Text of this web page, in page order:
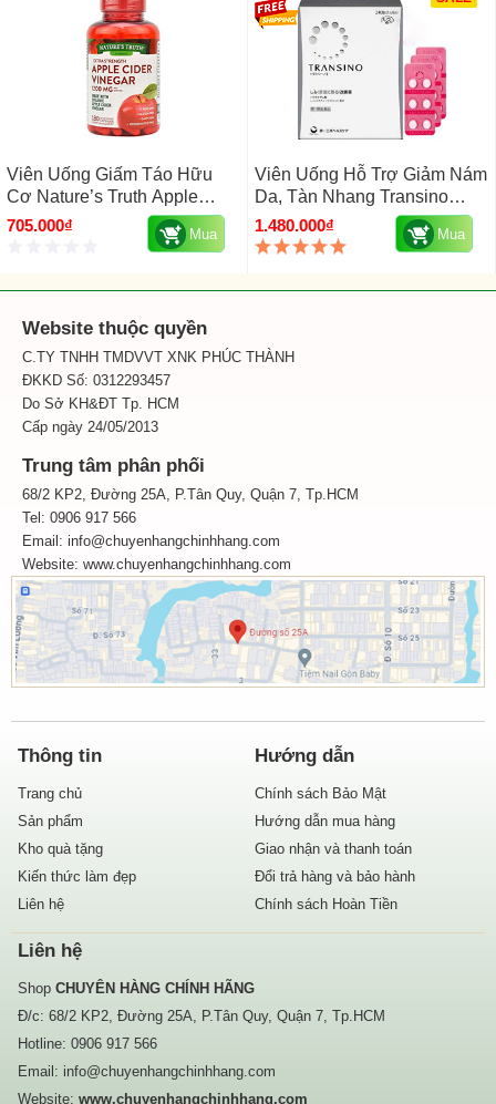
Viên Uống Giấm Táo Hữu
Cơ Nature’s Truth Apple
Cider Vinegar 1200mg Của
705.000₫ Mua
Viên Uống Hỗ Trợ Giảm Nám
Da, Tàn Nhang Transino
Whitening Nhật Bản 240 Viên
1.480.000₫ Mua
Website thuộc quyền
C.TY TNHH TMDVVT XNK PHÚC THÀNH
ĐKKD Số: 0312293457
Do Sở KH&ĐT Tp. HCM
Cấp ngày 24/05/2013
Trung tâm phân phối
68/2 KP2, Đường 25A, P.Tân Quy, Quận 7, Tp.HCM
Tel: 0906 917 566
Email: info@chuyenhangchinhhang.com
Website: www.chuyenhangchinhhang.com
Thông tin
Trang chủ
Sản phẩm
Kho quà tặng
Kiến thức làm đẹp
Liên hệ
Hướng dẫn
Chính sách Bảo Mật
Hướng dẫn mua hàng
Giao nhận và thanh toán
Đổi trả hàng và bảo hành
Chính sách Hoàn Tiền
Liên hệ
Shop CHUYÊN HÀNG CHÍNH HÃNG
Đ/c: 68/2 KP2, Đường 25A, P.Tân Quy, Quận 7, Tp.HCM
Hotline: 0906 917 566
Email: info@chuyenhangchinhhang.com
Website: www.chuyenhangchinhhang.com